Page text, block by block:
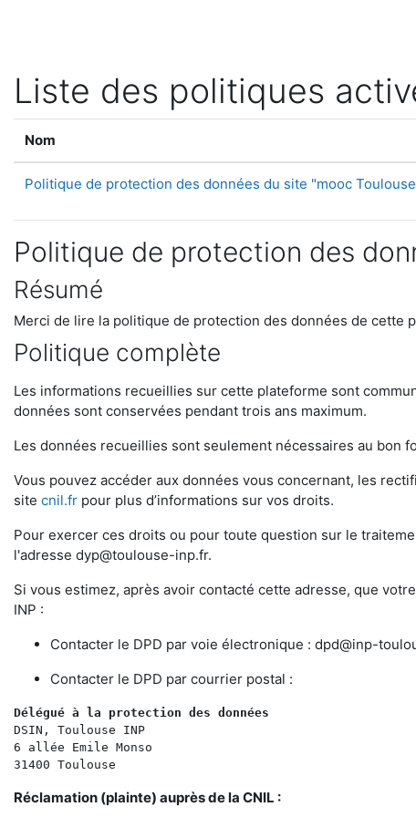
Liste des politiques
Nom
Politique de protection des données du site "mooc
Politique de protection des
Résumé
Merci de lire la politique de protection des données de cette
Politique complète
Les informations recueillies sur cette plateforme sont
données sont conservées pendant trois ans maximum.
Les données recueillies sont seulement nécessaires au bon
Vous pouvez accéder aux données vous concernant, les
site cnil.fr pour plus d’informations sur vos droits.
Pour exercer ces droits ou pour toute question sur le
l'adresse dyp@toulouse-inp.fr.
Si vous estimez, après avoir contacté cette adresse, que
INP :
Contacter le DPD par voie électronique : dpd@inp-
Contacter le DPD par courrier postal :
Délégué à la protection des données
DSIN, Toulouse INP
6 allée Emile Monso
31400 Toulouse
Réclamation (plainte) auprès de la CNIL :